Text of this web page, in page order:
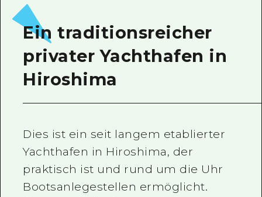
Videos von Hiroshima
FAQs
Foto-Download
Ein traditionsreicher
privater Yachthafen in
Hiroshima
Dies ist ein seit langem etablierter
Yachthafen in Hiroshima, der
praktisch ist und rund um die Uhr
Bootsanlegestellen ermöglicht.